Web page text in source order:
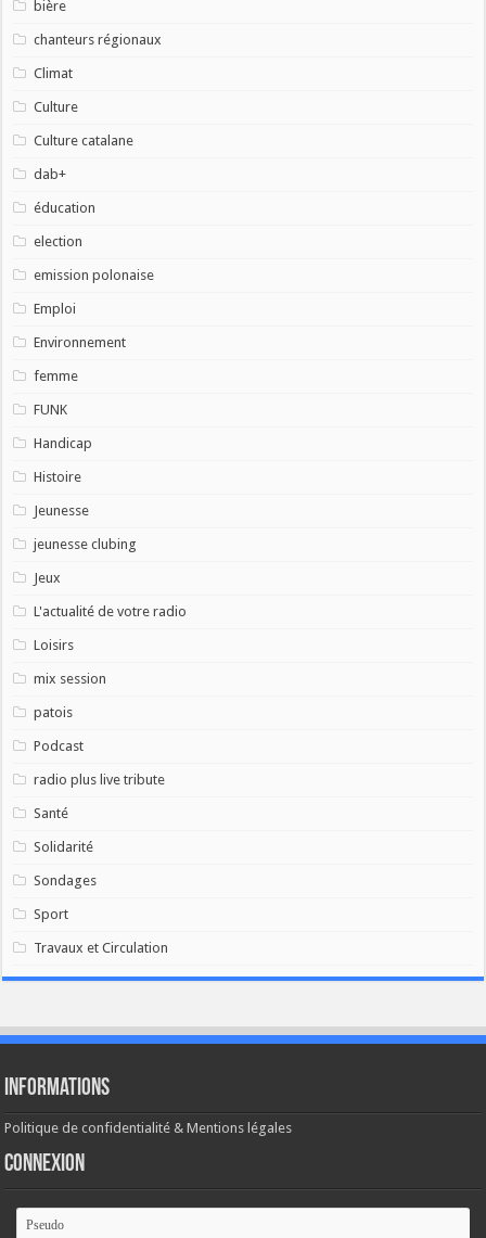
bière
chanteurs régionaux
Climat
Culture
Culture catalane
dab+
éducation
election
emission polonaise
Emploi
Environnement
femme
FUNK
Handicap
Histoire
Jeunesse
jeunesse clubing
Jeux
L'actualité de votre radio
Loisirs
mix session
patois
Podcast
radio plus live tribute
Santé
Solidarité
Sondages
Sport
Travaux et Circulation
Informations
Politique de confidentialité & Mentions légales
Connexion